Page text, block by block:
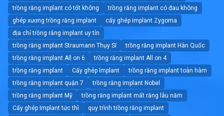
trồng răng implant có tốt không
trồng răng implant có đau không
ghép xương trồng răng implant
cấy ghép implant Zygoma
địa chỉ trồng răng implant uy tín
trồng răng implant Straumann Thụy Sĩ
trồng răng implant Hàn Quốc
trồng răng implant All on 6
trồng răng implant All on 4
trồng răng implant
Cấy ghép Implant
trồng răng implant toàn hàm
trồng răng implant quận 7
trồng răng implant Nobel
trồng răng implant Mỹ
trồng răng implant mất răng lâu năm
Cấy ghép Implant tức thì
quy trình trồng răng implant